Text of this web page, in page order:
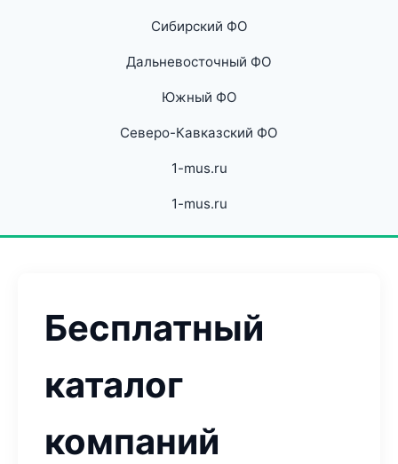
Сибирский ФО
Дальневосточный ФО
Южный ФО
Северо-Кавказский ФО
1-mus.ru
1-mus.ru
Бесплатный
каталог
компаний